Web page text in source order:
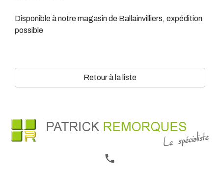
Disponible à notre magasin de Ballainvilliers, expédition
possible
Retour à la liste